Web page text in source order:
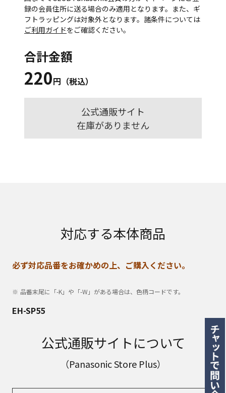
録の会員住所に送る場合のみ適用となります。また、ギ
フトラッピングは対象外となります。諸条件については
ご利用ガイドをご確認ください。
合計金額
220円（税込）
公式通販サイト
在庫がありません
対応する本体商品
必ず対応品番をお確かめの上、ご購入ください。
品番末尾に「-K」や「-W」がある場合は、色柄コードです。
EH-SP55
公式通販サイトについて
（Panasonic Store Plus）